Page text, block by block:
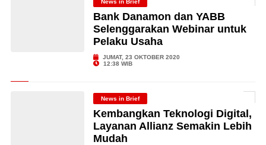
Bank Danamon dan YABB
Selenggarakan Webinar untuk
Pelaku Usaha
JUMAT, 23 OKTOBER 2020
12:38 WIB
News in Brief
Kembangkan Teknologi Digital,
Layanan Allianz Semakin Lebih
Mudah